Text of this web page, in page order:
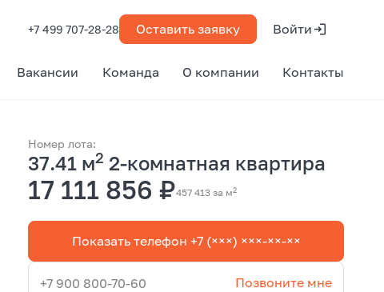
+7 499 707-28-28 Оставить заявку Войти
Вакансии Команда О компании Контакты
Номер лота:
37.41 м2 2-комнатная квартира
17 111 856 ₽457 413 за м2
Показать телефон +7 (×××) ×××-××-××
+7 900 800-70-60 Позвоните мне